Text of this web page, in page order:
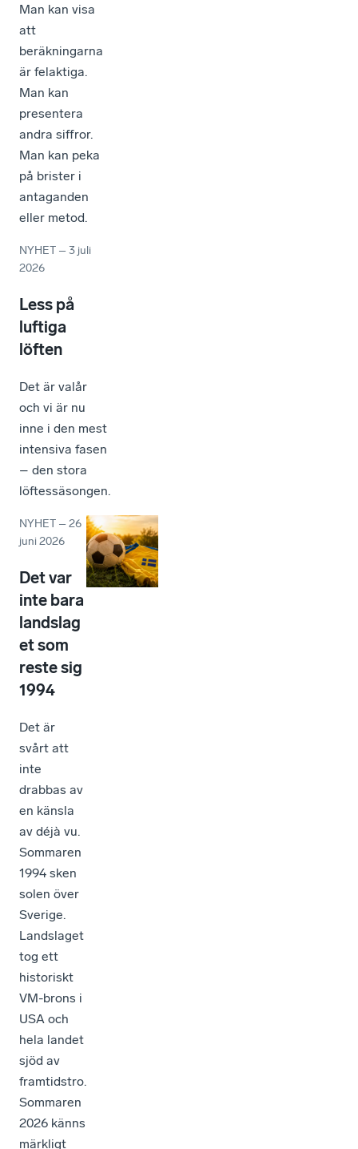
Man kan visa
att
beräkningarna
är felaktiga.
Man kan
presentera
andra siffror.
Man kan peka
på brister i
antaganden
eller metod.
NYHET –3 juli
2026
Less på
luftiga
löften
Det är valår
och vi är nu
inne i den mest
intensiva fasen
– den stora
löftessäsongen.
NYHET –26
juni 2026
Det var
inte bara
landslag
et som
reste sig
1994
Det är
svårt att
inte
drabbas av
en känsla
av déjà vu.
Sommaren
1994 sken
solen över
Sverige.
Landslaget
tog ett
historiskt
VM-brons i
USA och
hela landet
sjöd av
framtidstro.
Sommaren
2026 känns
märkligt